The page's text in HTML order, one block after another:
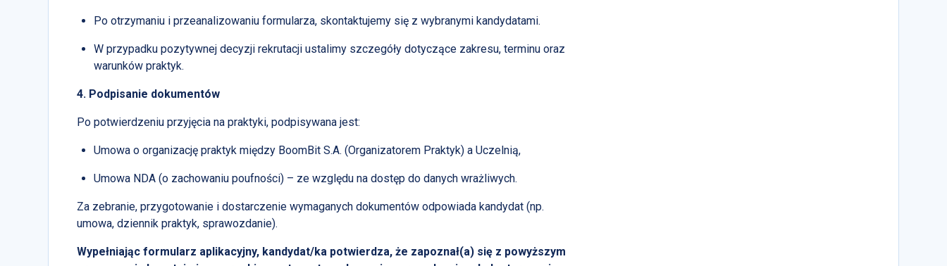
Po otrzymaniu i przeanalizowaniu formularza, skontaktujemy się z wybranymi kandydatami.
W przypadku pozytywnej decyzji rekrutacji ustalimy szczegóły dotyczące zakresu, terminu oraz
warunków praktyk.
4. Podpisanie dokumentów
Po potwierdzeniu przyjęcia na praktyki, podpisywana jest:
Umowa o organizację praktyk między BoomBit S.A. (Organizatorem Praktyk) a Uczelnią,
Umowa NDA (o zachowaniu poufności) – ze względu na dostęp do danych wrażliwych.
Za zebranie, przygotowanie i dostarczenie wymaganych dokumentów odpowiada kandydat (np.
umowa, dziennik praktyk, sprawozdanie).
Wypełniając formularz aplikacyjny, kandydat/ka potwierdza, że zapoznał(a) się z powyższym